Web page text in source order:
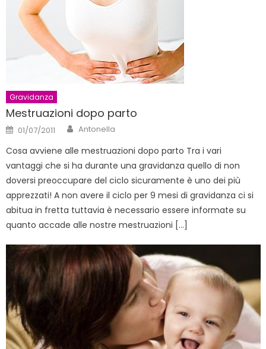
Gravidanza
Mestruazioni dopo parto
Posted
on
01/07/2011 Author
Antonella
Cosa avviene alle mestruazioni dopo parto Tra i vari
vantaggi che si ha durante una gravidanza quello di non
doversi preoccupare del ciclo sicuramente è uno dei più
apprezzati! A non avere il ciclo per 9 mesi di gravidanza ci si
abitua in fretta tuttavia è necessario essere informate su
quanto accade alle nostre mestruazioni […]